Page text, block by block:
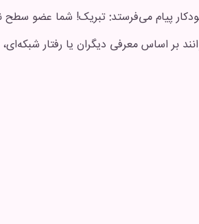
پیام می‌فرستد:تبریک! شما عضو سطح نقره‌ای
بر اساس معرفی دیگران یا رفتار